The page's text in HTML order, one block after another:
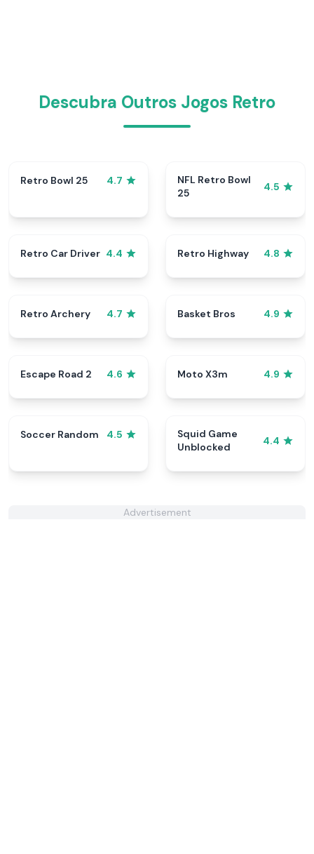
Descubra Outros Jogos Retro
Retro Bowl 25 4.7
NFL Retro Bowl
25
4.5
Retro Car Driver 4.4 Retro Highway 4.8
Retro Archery 4.7 Basket Bros 4.9
Escape Road 2 4.6 Moto X3m 4.9
Soccer Random 4.5
Squid Game
Unblocked
4.4
Advertisement